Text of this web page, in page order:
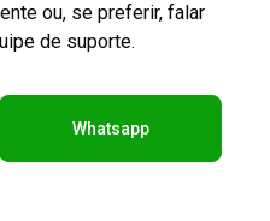
ou, se preferir, falar
de suporte.
Whatsapp